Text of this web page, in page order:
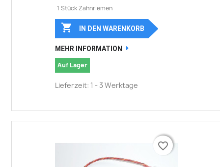
1 Stück Zahnriemen
 IN DEN WARENKORB
MEHR INFORMATION
Auf Lager
Lieferzeit: 1 - 3 Werktage
favorite_border
favorite_border